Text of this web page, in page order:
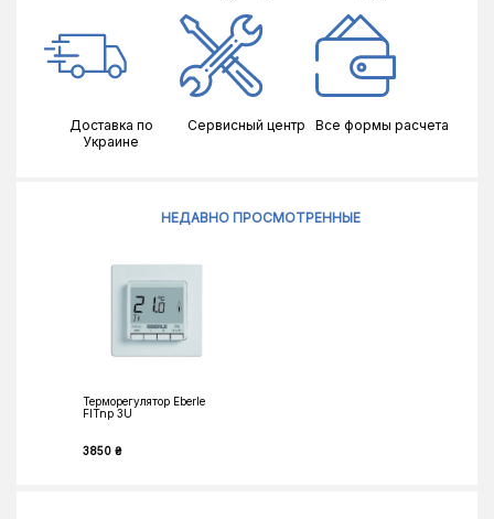
Доставка по
Украине
Сервисный центр Все формы расчета
НЕДАВНО ПРОСМОТРЕННЫЕ
Терморегулятор Eberle
FITnp 3U
3850 ₴